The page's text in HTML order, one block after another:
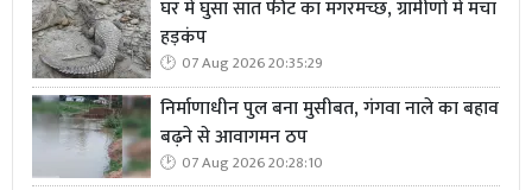
ने बताया रामनयन द्वारा प्रार्थीगणों को विश्वास दिलाने के लिए उनके
मकान का मोवाईना भी कराय थे परंतु अभी तक प्रार्थीगणों को ना ही
लोन मिला और ना ही लोन के नाम पर ली गई रकम मिली प्रार्थीगणों
द्वारा ठगी का रुपया मांगने पर ठग द्वारा प्रार्थी गणों को मारने पीटने
की धमकी भी दी जा रही है l
घर में घुसा सात फीट का मगरमच्छ, ग्रामीणों में मचा
हड़कंप
07 Aug 2026 20:35:29
निर्माणाधीन पुल बना मुसीबत, गंगवा नाले का बहाव
बढ़ने से आवागमन ठप
07 Aug 2026 20:28:10